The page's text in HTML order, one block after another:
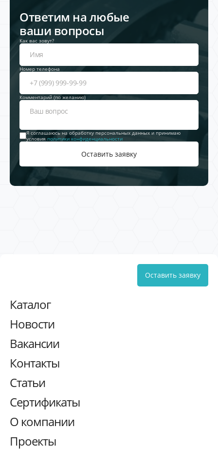
Ответим на любые
ваши вопросы
Как вас зовут?
Номер телефона
Комментарий (по желанию)
Я соглашаюсь на обработку персональных данных и принимаю
условия политики конфиденциальности
Оставить заявку
Каталог
Новости
Вакансии
Контакты
Статьи
Сертификаты
О компании
Проекты
Оставить заявку